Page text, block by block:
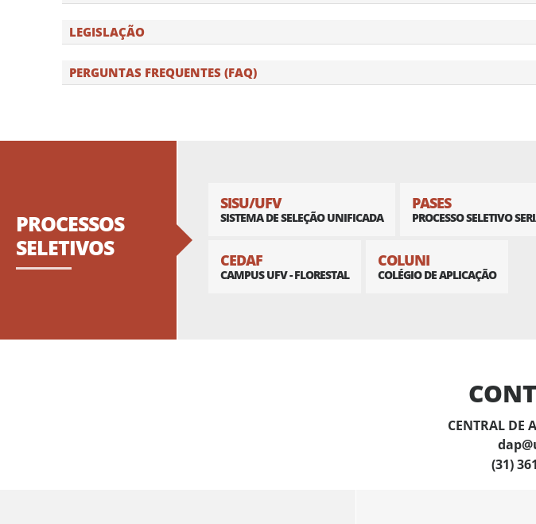
LEGISLAÇÃO
PERGUNTAS FREQUENTES (FAQ)
PROCESSOS
SELETIVOS
SISU/UFV
SISTEMA DE SELEÇÃO UNIFICADA
PASES
PROCESSO SELETIVO
CEDAF
CAMPUS UFV - FLORESTAL
COLUNI
COLÉGIO DE APLICAÇÃO
CENTRAL DE
(31)